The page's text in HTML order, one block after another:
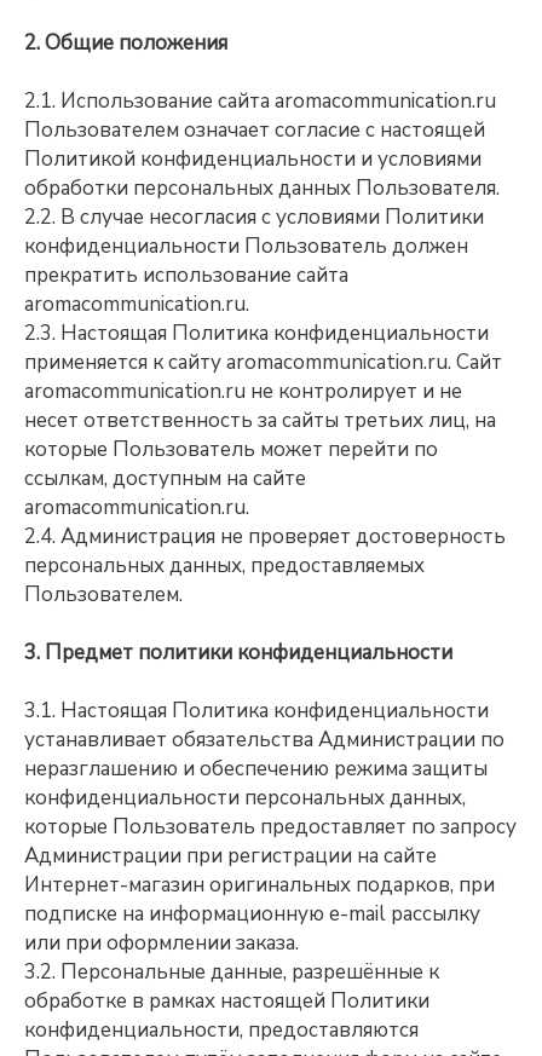
2. Общие положения
2.1. Использование сайта aromacommunication.ru
Пользователем означает согласие с настоящей
Политикой конфиденциальности и условиями
обработки персональных данных Пользователя.
2.2. В случае несогласия с условиями Политики
конфиденциальности Пользователь должен
прекратить использование сайта
aromacommunication.ru.
2.3. Настоящая Политика конфиденциальности
применяется к сайту aromacommunication.ru. Сайт
aromacommunication.ru не контролирует и не
несет ответственность за сайты третьих лиц, на
которые Пользователь может перейти по
ссылкам, доступным на сайте
aromacommunication.ru.
2.4. Администрация не проверяет достоверность
персональных данных, предоставляемых
Пользователем.
3. Предмет политики конфиденциальности
3.1. Настоящая Политика конфиденциальности
устанавливает обязательства Администрации по
неразглашению и обеспечению режима защиты
конфиденциальности персональных данных,
которые Пользователь предоставляет по запросу
Администрации при регистрации на сайте
Интернет-магазин оригинальных подарков, при
подписке на информационную e-mail рассылку
или при оформлении заказа.
3.2. Персональные данные, разрешённые к
обработке в рамках настоящей Политики
конфиденциальности, предоставляются